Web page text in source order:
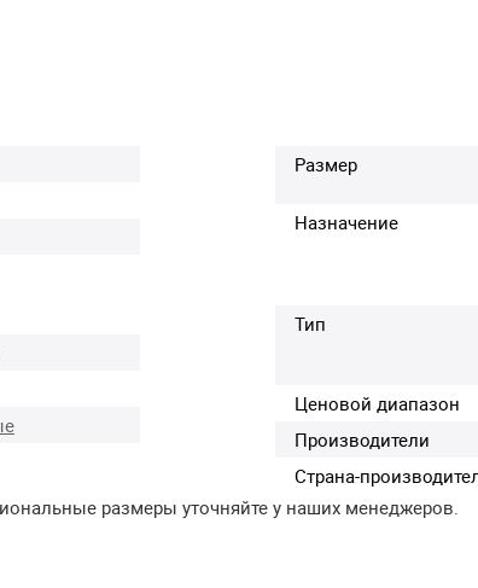
Размер
Назначение
Тип
Ценовой диапазон
Производители
Страна-
размеры уточняйте у наших менеджеров.